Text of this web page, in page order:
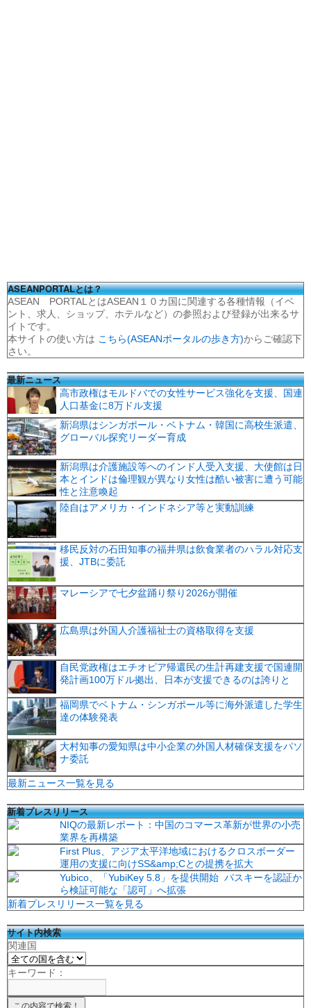
ASEANPORTALとは？
ASEAN PORTALとはASEAN１０カ国に関連する各種情報（イベ
ント、求人、ショップ、ホテルなど）の参照および登録が出来るサ
イトです。
本サイトの使い方は こちら(ASEANポータルの歩き方)からご確認下
さい。
最新ニュース
高市政権はモルドバでの女性サービス強化を支援、国連
人口基金に8万ドル支援
新潟県はシンガポール・ベトナム・韓国に高校生派遣、
グローバル探究リーダー育成
新潟県は介護施設等へのインド人受入支援、大使館は日
本とインドは倫理観が異なり女性は酷い被害に遭う可能
性と注意喚起
陸自はアメリカ・インドネシア等と実動訓練
移民反対の石田知事の福井県は飲食業者のハラル対応支
援、JTBに委託
マレーシアで七夕盆踊り祭り2026が開催
広島県は外国人介護福祉士の資格取得を支援
自民党政権はエチオピア帰還民の生計再建支援で国連開
発計画100万ドル拠出、日本が支援できるのは誇りと
福岡県でベトナム・シンガポール等に海外派遣した学生
達の体験発表
大村知事の愛知県は中小企業の外国人材確保支援をパソ
ナ委託
最新ニュース一覧を見る
新着プレスリリース
NIQの最新レポート：中国のコマース革新が世界の小売
業界を再構築
First Plus、アジア太平洋地域におけるクロスボーダー
運用の支援に向けSS&amp;Cとの提携を拡大
Yubico、「YubiKey 5.8」を提供開始 パスキーを認証か
ら検証可能な「認可」へ拡張
新着プレスリリース一覧を見る
サイト内検索
関連国
キーワード：